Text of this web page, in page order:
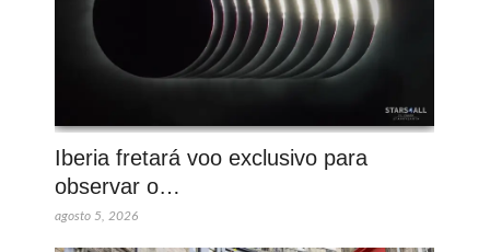
Iberia fretará voo exclusivo para
observar o…
agosto 5, 2026